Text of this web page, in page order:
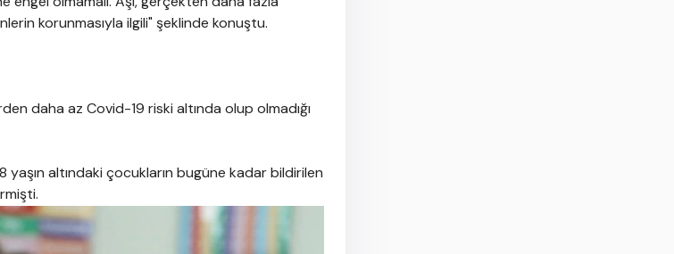
korunmasıyla ilgili" şeklinde konuştu.
daha az Covid-19 riski altında olup olmadığı
yaşın altındaki çocukların bugüne kadar bildirilen